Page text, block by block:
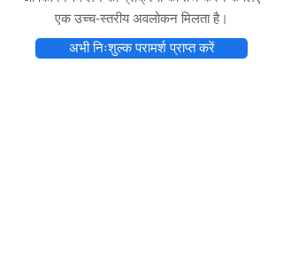
एक उच्च-स्तरीय अवलोकन मिलता है।
अभी निःशुल्क परामर्श प्राप्त करें